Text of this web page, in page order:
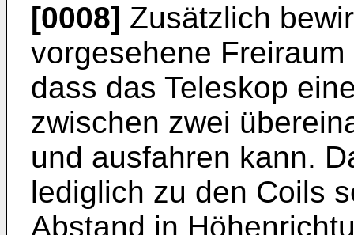
[0008] Zusätzlich
vorgesehene
dass das Teleskop
zwischen zwei
und ausfahren kann.
lediglich zu den Coils
Abstand in